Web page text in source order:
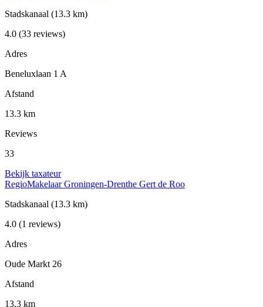
Stadskanaal (13.3 km)
4.0 (33 reviews)
Adres
Beneluxlaan 1 A
Afstand
13.3 km
Reviews
33
Bekijk taxateur
RegioMakelaar Groningen-Drenthe Gert de Roo
Stadskanaal (13.3 km)
4.0 (1 reviews)
Adres
Oude Markt 26
Afstand
13.3 km